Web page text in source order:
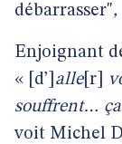
débarrasser",
Enjoignant
« [d’] alle[r]
souffrent…
voit Michel